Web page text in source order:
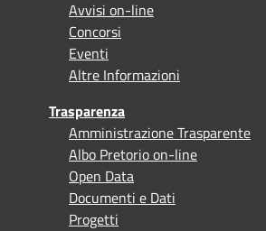
Avvisi on-line
Concorsi
Eventi
Altre Informazioni
Trasparenza
Amministrazione Trasparente
Albo Pretorio on-line
Open Data
Documenti e Dati
Progetti